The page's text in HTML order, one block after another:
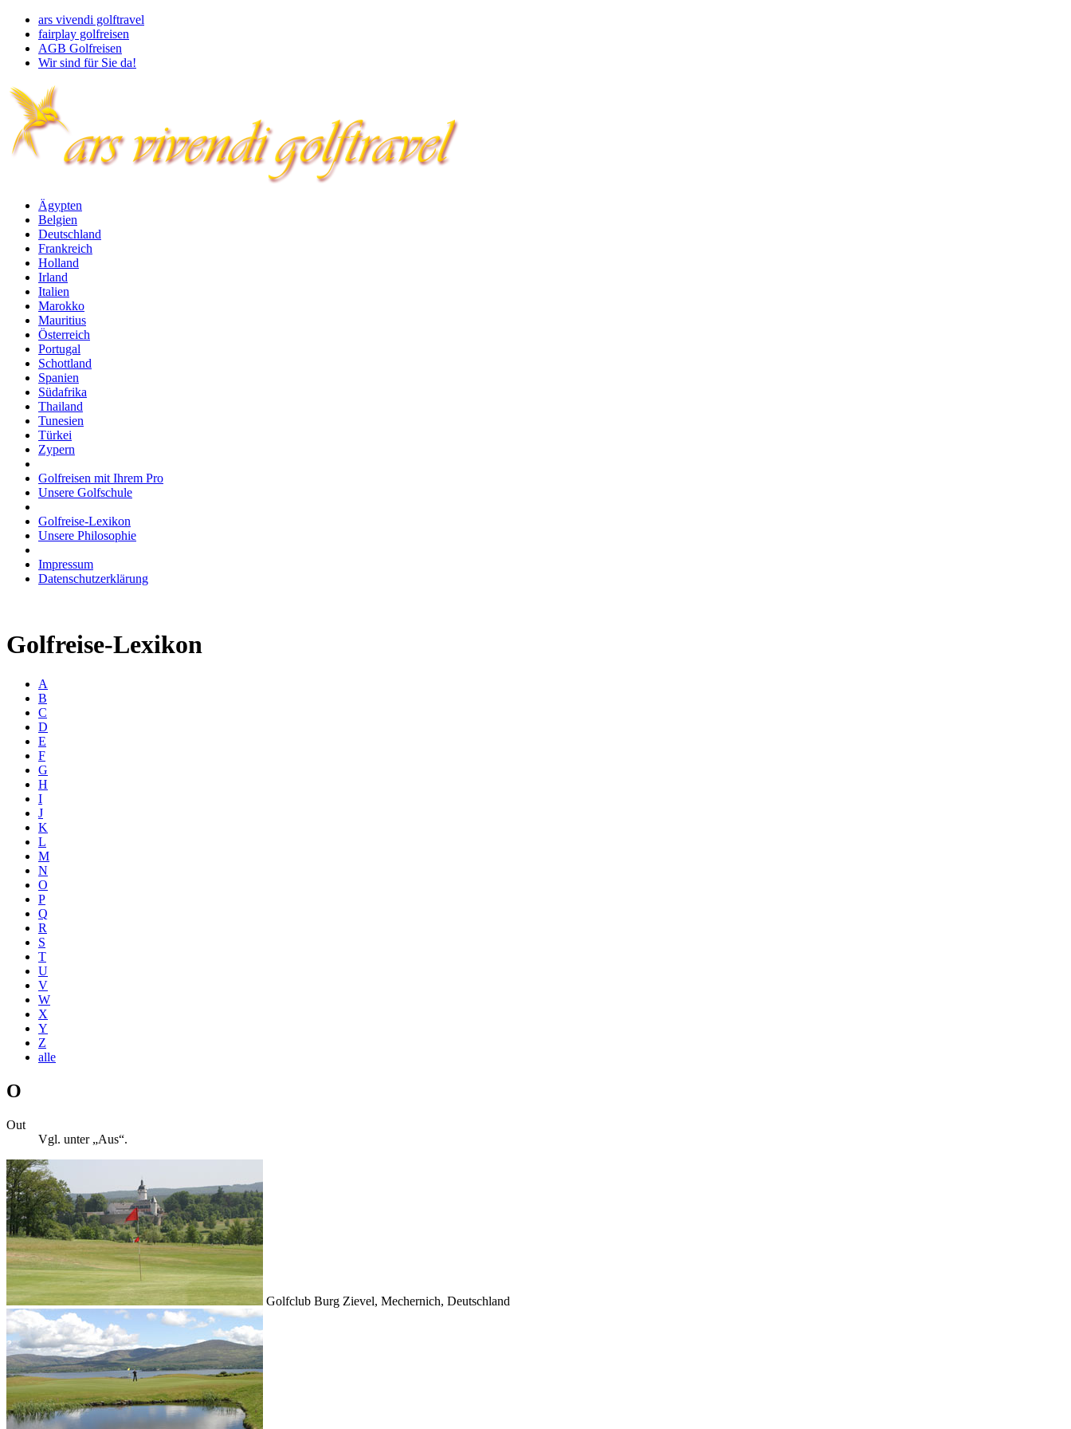
ars vivendi golftravel
fairplay golfreisen
AGB Golfreisen
Wir sind für Sie da!
Ägypten
Belgien
Deutschland
Frankreich
Holland
Irland
Italien
Marokko
Mauritius
Österreich
Portugal
Schottland
Spanien
Südafrika
Thailand
Tunesien
Türkei
Zypern
Golfreisen mit Ihrem Pro
Unsere Golfschule
Golfreise-Lexikon
Unsere Philosophie
Impressum
Datenschutzerklärung
Golfreise-Lexikon
A
B
C
D
E
F
G
H
I
J
K
L
M
N
O
P
Q
R
S
T
U
V
W
X
Y
Z
alle
O
Out
Vgl. unter „Aus“.
Golfclub Burg Zievel, Mechernich, Deutschland